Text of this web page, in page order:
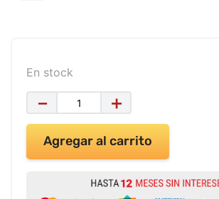
En stock
＋
－
Agregar al carrito